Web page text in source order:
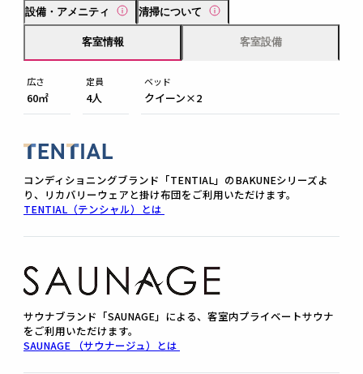
設備・アメニティ 清掃について
客室情報 客室設備
広さ
60㎡
定員
4人
ベッド
クイーン×2
コンディショニングブランド「TENTIAL」のBAKUNEシリーズよ
り、リカバリーウェアと掛け布団をご利用いただけます。
TENTIAL（テンシャル）とは
サウナブランド「SAUNAGE」による、客室内プライベートサウナ
をご利用いただけます。
SAUNAGE （サウナージュ）とは